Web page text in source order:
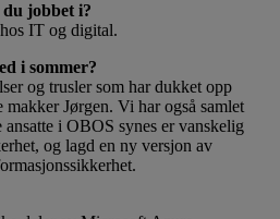
jobbet i?
IT og digital.
i sommer?
og trusler som har dukket opp
makker Jørgen. Vi har også samlet
i OBOS synes er vanskelig
og lagd en ny versjon av